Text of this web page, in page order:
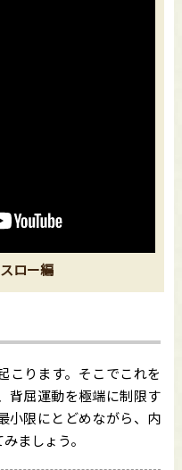
ロー編
こります。そこでこれを
背屈運動を極端に制限す
小限にとどめながら、内
ましょう。